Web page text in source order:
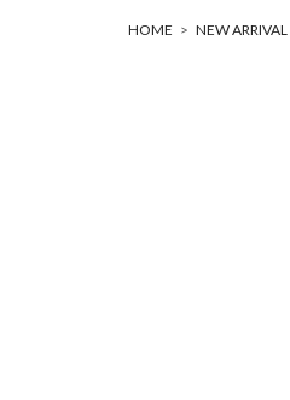
HOME > NEW ARRIVAL